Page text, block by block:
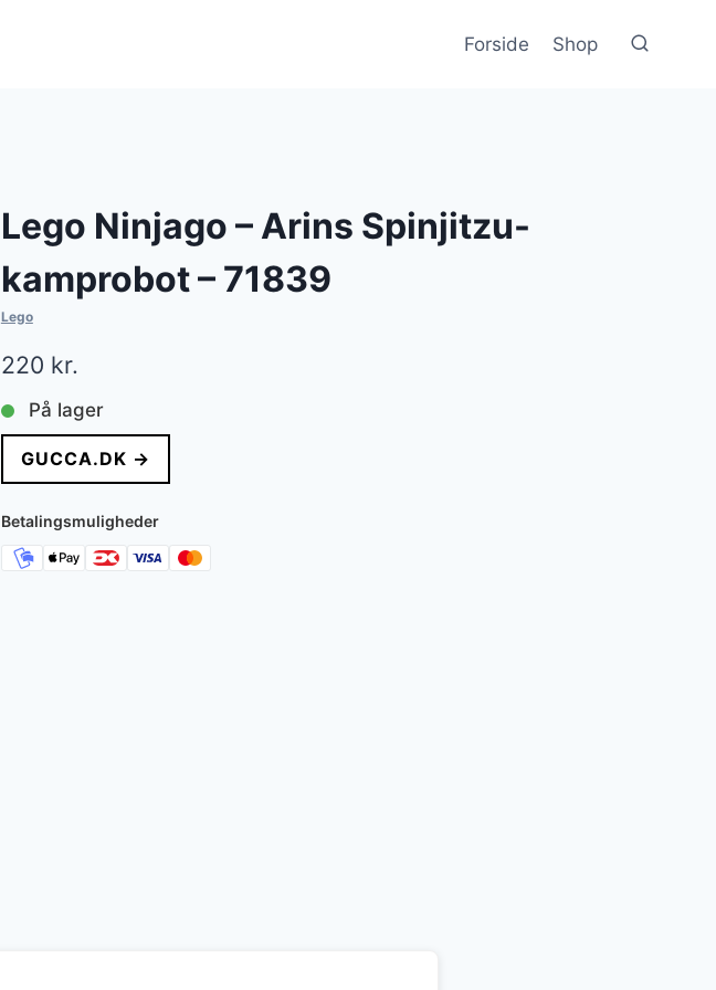
Forside Shop
Lego Ninjago – Arins Spinjitzu-
kamprobot – 71839
Lego
220 kr.
På lager
GUCCA.DK →
Betalingsmuligheder